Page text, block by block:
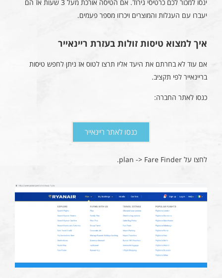
ינסו למכור לכם כרטיסי גירוד. אם הטיסה אורכת מעל 3 שעות אז הם
יעברו עם העגלות והמוצרים ויכרזו מספר פעמים.
איך למצוא טיסות זולות בעזרת ריינאייר
אם עוד לא בחרתם את היעד אליו תרצו לטוס אז ניתן לחפש טיסות
בריינאייר לפי תקציב.
כנסו לאתר החברה:
כנסו לאתר ריינאייר
לחצו על plan -> Fare Finder.